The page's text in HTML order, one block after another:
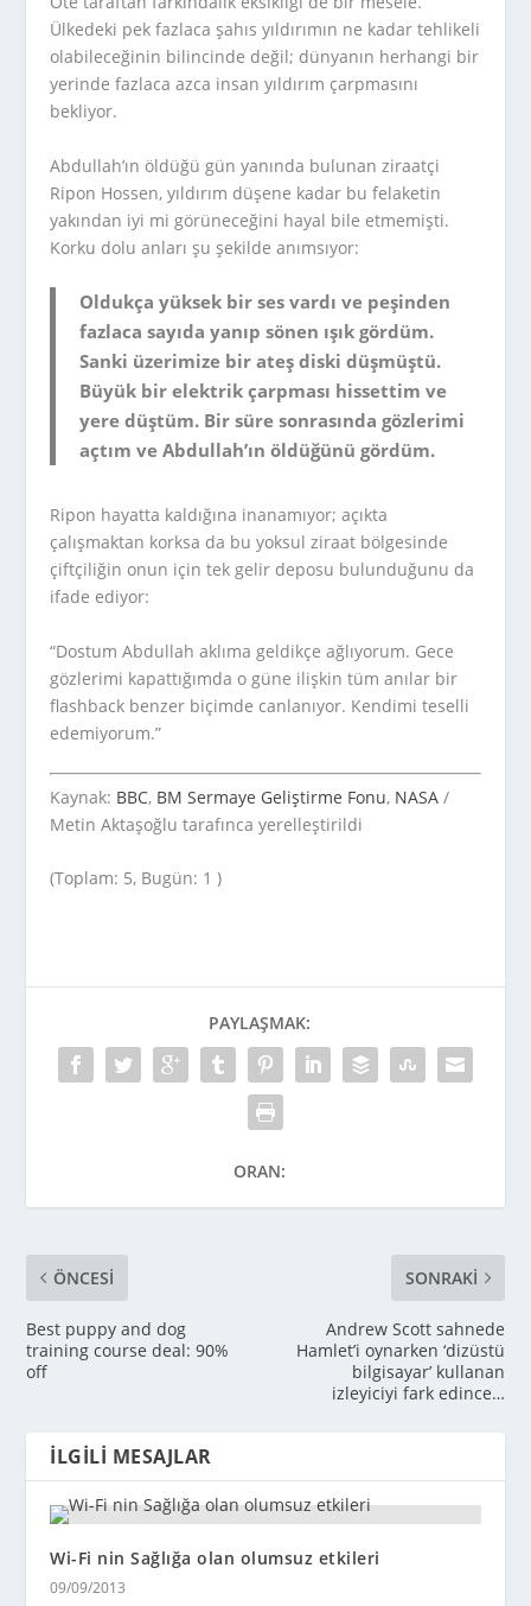
Ülkedeki pek fazlaca şahıs yıldırımın ne kadar tehlikeli
olabileceğinin bilincinde değil; dünyanın herhangi bir
yerinde fazlaca azca insan yıldırım çarpmasını
bekliyor.
Abdullah’ın öldüğü gün yanında bulunan ziraatçi
Ripon Hossen, yıldırım düşene kadar bu felaketin
yakından iyi mi görüneceğini hayal bile etmemişti.
Korku dolu anları şu şekilde anımsıyor:
Oldukça yüksek bir ses vardı ve peşinden
fazlaca sayıda yanıp sönen ışık gördüm.
Sanki üzerimize bir ateş diski düşmüştü.
Büyük bir elektrik çarpması hissettim ve
yere düştüm. Bir süre sonrasında gözlerimi
açtım ve Abdullah’ın öldüğünü gördüm.
Ripon hayatta kaldığına inanamıyor; açıkta
çalışmaktan korksa da bu yoksul ziraat bölgesinde
çiftçiliğin onun için tek gelir deposu bulunduğunu da
ifade ediyor:
“Dostum Abdullah aklıma geldikçe ağlıyorum. Gece
gözlerimi kapattığımda o güne ilişkin tüm anılar bir
flashback benzer biçimde canlanıyor. Kendimi teselli
edemiyorum.”
Kaynak: BBC, BM Sermaye Geliştirme Fonu, NASA /
Metin Aktaşoğlu tarafınca yerelleştirildi
(Toplam: 5, Bugün: 1 )
PAYLAŞMAK:
ORAN:
ÖNCESI
Best puppy and dog
training course deal: 90%
off
SONRAKI
Andrew Scott sahnede
Hamlet’i oynarken ‘dizüstü
bilgisayar’ kullanan
izleyiciyi fark edince…
İLGILI MESAJLAR
Wi-Fi nin Sağlığa olan olumsuz etkileri
09/09/2013